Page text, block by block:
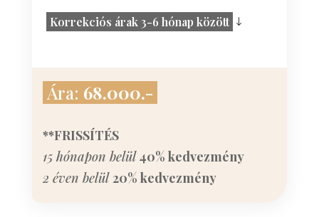
Korrekciós árak 3-6 hónap között
Ára: 68.000.-
**FRISSÍTÉS
15 hónapon belül 40% kedvezmény
2 éven belül 20% kedvezmény